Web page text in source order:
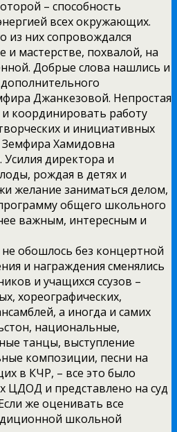
– способность
всех окружающих.
из них сопровождался
и мастерстве, похвалой, на
Добрые слова нашлись и
Джанкезовой. Непростая
координировать работу
и инициативных
Земфира Хамидовна
Усилия директора и
рождая в детях и
желание заниматься делом,
общего школьного
важным, интересным и
обошлось без концертной
и награждения сменялись
и учащихся ссузов –
хореографических,
а иногда и самих
национальные,
танцы, выступление
композиции, песни на
в КЧР, – все это было
ЦДОД и представлено на суд
же оценивать все
школьной